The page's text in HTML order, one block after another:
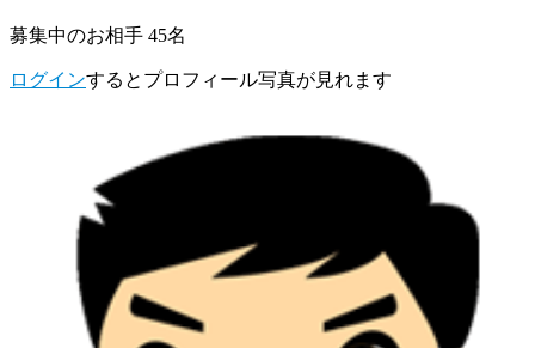
募集中のお相手 45名
ログインするとプロフィール写真が見れます